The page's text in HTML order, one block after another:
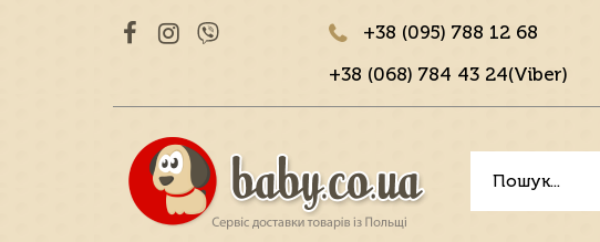
+38 (095) 788 12 68
+38 (068) 784 43 24(Viber)